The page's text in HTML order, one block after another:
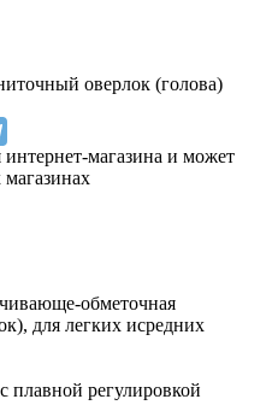
оверлок (голова)
интернет-магазина и может
обметочная
для легких исредних
плавной регулировкой